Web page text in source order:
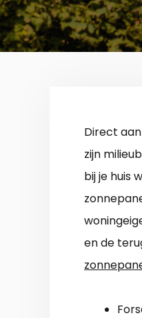
Direct
zijn
bij je huis
en de